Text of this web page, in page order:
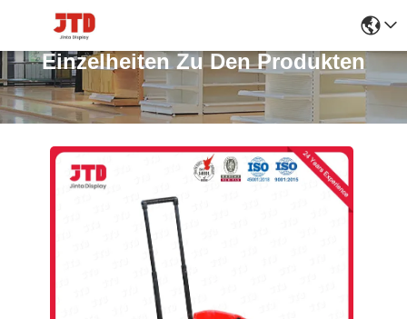
Einzelheiten Zu Den Produkten